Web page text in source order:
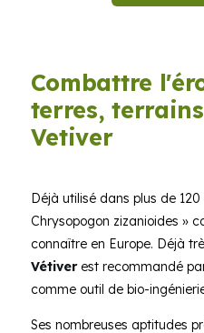
Combattre
terres,
Vetiver
Déjà utilisé dans plus de
Chrysopogon zizanioides »
connaître en Europe. Déjà
Vétiver est recommandé
comme outil de bio-
Ses nombreuses aptitudes